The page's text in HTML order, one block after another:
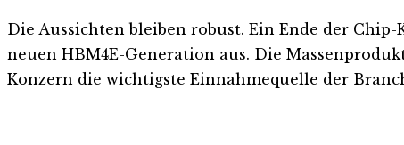
Die Aussichten bleiben robust. Ein Ende der
neuen HBM4E-Generation aus. Die
Konzern die wichtigste Einnahmequelle der